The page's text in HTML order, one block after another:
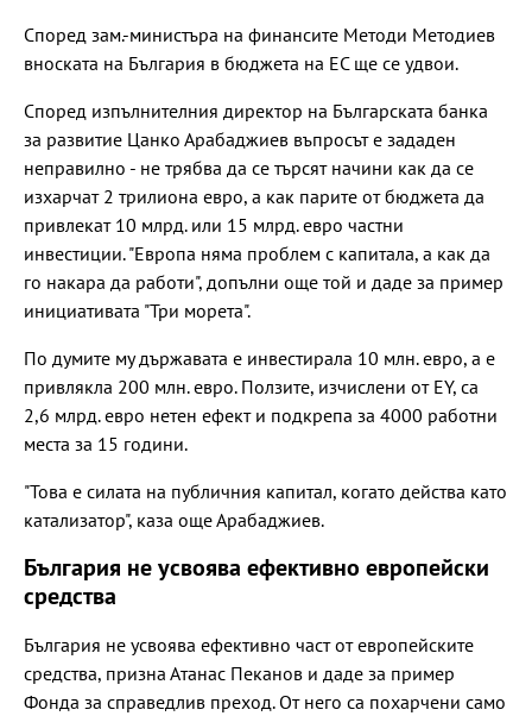
Според зам.-министъра на финансите Методи Методиев
вноската на България в бюджета на ЕС ще се удвои.
Според изпълнителния директор на Българската банка
за развитие Цанко Арабаджиев въпросът е зададен
неправилно - не трябва да се търсят начини как да се
изхарчат 2 трилиона евро, а как парите от бюджета да
привлекат 10 млрд. или 15 млрд. евро частни
инвестиции. "Европа няма проблем с капитала, а как да
го накара да работи", допълни още той и даде за пример
инициативата "Три морета".
По думите му държавата е инвестирала 10 млн. евро, а е
привлякла 200 млн. евро. Ползите, изчислени от EY, са
2,6 млрд. евро нетен ефект и подкрепа за 4000 работни
места за 15 години.
"Това е силата на публичния капитал, когато действа като
катализатор", каза още Арабаджиев.
България не усвоява ефективно европейски
средства
България не усвоява ефективно част от европейските
средства, призна Атанас Пеканов и даде за пример
Фонда за справедлив преход. От него са похарчени само